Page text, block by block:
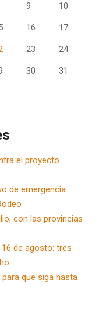
9 10
16 17
23 24
30 31
el proyecto
de emergencia
con las provincias
16 de agosto: tres
que siga hasta